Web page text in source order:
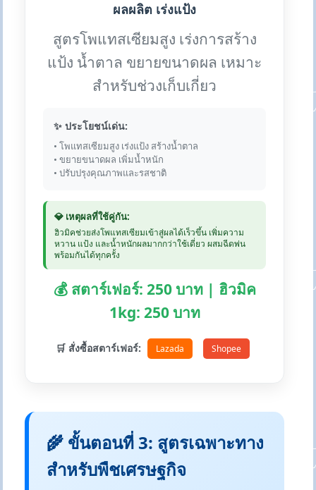
ผลผลิต เร่งแป้ง
สูตรโพแทสเซียมสูง เร่งการสร้าง
แป้ง น้ำตาล ขยายขนาดผล เหมาะ
สำหรับช่วงเก็บเกี่ยว
✨ ประโยชน์เด่น:
• โพแทสเซียมสูง เร่งแป้ง สร้างน้ำตาล
• ขยายขนาดผล เพิ่มน้ำหนัก
• ปรับปรุงคุณภาพและรสชาติ
💎 เหตุผลที่ใช้คู่กัน:
ฮิวมิคช่วยส่งโพแทสเซียมเข้าสู่ผลได้เร็วขึ้น เพิ่มความ
หวาน แป้ง และน้ำหนักผลมากกว่าใช้เดี่ยว ผสมฉีดพ่น
พร้อมกันได้ทุกครั้ง
💰 สตาร์เฟอร์: 250 บาท | ฮิวมิค
1kg: 250 บาท
🛒 สั่งซื้อสตาร์เฟอร์: Lazada Shopee
🌾 ขั้นตอนที่ 3: สูตรเฉพาะทาง
สำหรับพืชเศรษฐกิจ